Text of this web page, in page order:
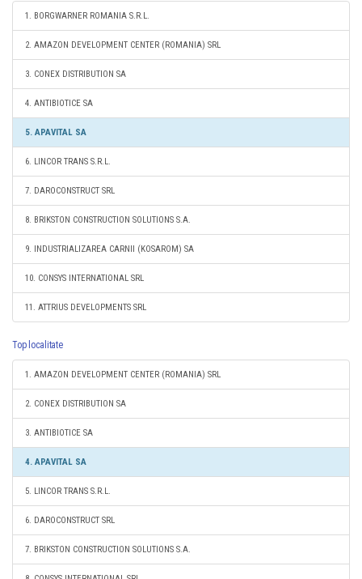
1. BORGWARNER ROMANIA S.R.L.
2. AMAZON DEVELOPMENT CENTER (ROMANIA) SRL
3. CONEX DISTRIBUTION SA
4. ANTIBIOTICE SA
5. APAVITAL SA
6. LINCOR TRANS S.R.L.
7. DAROCONSTRUCT SRL
8. BRIKSTON CONSTRUCTION SOLUTIONS S.A.
9. INDUSTRIALIZAREA CARNII (KOSAROM) SA
10. CONSYS INTERNATIONAL SRL
11. ATTRIUS DEVELOPMENTS SRL
Top localitate
1. AMAZON DEVELOPMENT CENTER (ROMANIA) SRL
2. CONEX DISTRIBUTION SA
3. ANTIBIOTICE SA
4. APAVITAL SA
5. LINCOR TRANS S.R.L.
6. DAROCONSTRUCT SRL
7. BRIKSTON CONSTRUCTION SOLUTIONS S.A.